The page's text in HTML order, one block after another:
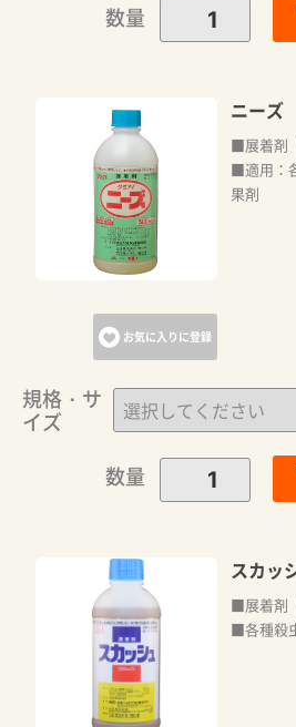
数量
お気に入りに登録
ニーズ
■展着剤
■適用：
果剤
規格・サ
イズ
数量
スカッ
■展着剤
■各種殺
カートに追加し